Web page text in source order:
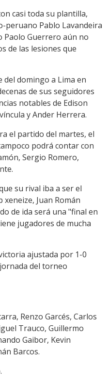
casi toda su plantilla,
peruano Pablo Lavandeira
Paolo Guerrero aún no
de las lesiones que
del domingo a Lima en
de sus seguidores
notables de Edison
y Ander Herrera.
el partido del martes, el
podrá contar con
Sergio Romero,
su rival iba a ser el
Juan Román
de ida será una "final en
jugadores de mucha
ajustada por 1-0
del torneo
Renzo Garcés, Carlos
Trauco, Guillermo
Gaibor, Kevin
Barcos.